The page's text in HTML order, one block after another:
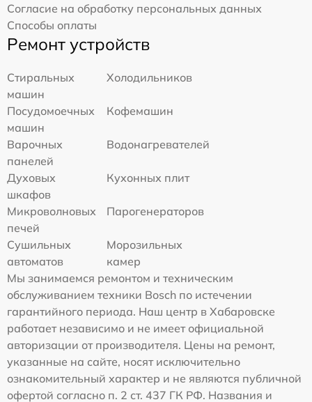
Согласие на обработку персональных данных
Способы оплаты
Ремонт устройств
Стиральных
машин
Холодильников
Посудомоечных
машин
Кофемашин
Варочных
панелей
Водонагревателей
Духовых
шкафов
Кухонных плит
Микроволновых
печей
Парогенераторов
Сушильных
автоматов
Морозильных
камер
Мы занимаемся ремонтом и техническим
обслуживанием техники Bosch по истечении
гарантийного периода. Наш центр в Хабаровске
работает независимо и не имеет официальной
авторизации от производителя. Цены на ремонт,
указанные на сайте, носят исключительно
ознакомительный характер и не являются публичной
офертой согласно п. 2 ст. 437 ГК РФ. Названия и